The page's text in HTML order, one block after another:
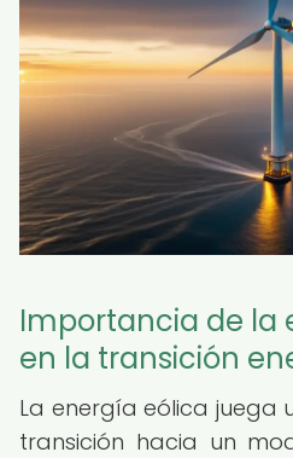
Importancia de la
en la transición
La energía eólica juega
transición hacia un